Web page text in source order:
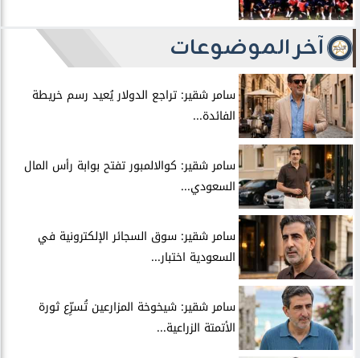
آخر الموضوعات
سامر شقير: تراجع الدولار يُعيد رسم خريطة
الفائدة...
سامر شقير: كوالالمبور تفتح بوابة رأس المال
السعودي...
سامر شقير: سوق السجائر الإلكترونية في
السعودية اختبار...
سامر شقير: شيخوخة المزارعين تُسرِّع ثورة
الأتمتة الزراعية...